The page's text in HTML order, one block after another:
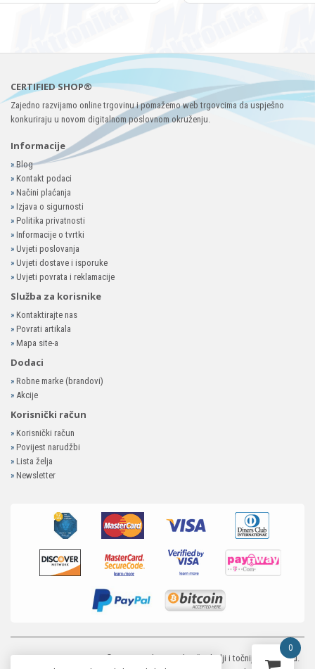
CERTIFIED SHOP®
Zajedno razvijamo online trgovinu i pomažemo web trgovcima da uspješno
konkuriraju u novom digitalnom poslovnom okruženju.
Informacije
»Blog
» Kontakt podaci
» Načini plaćanja
» Izjava o sigurnosti
» Politika privatnosti
» Informacije o tvrtki
» Uvjeti poslovanja
» Uvjeti dostave i isporuke
» Uvjeti povrata i reklamacije
Služba za korisnike
» Kontaktirajte nas
» Povrati artikala
» Mapa site-a
Dodaci
» Robne marke (brandovi)
» Akcije
Korisnički račun
» Korisnički račun
» Povijest narudžbi
» Lista želja
» Newsletter
MP-ELEKTRONIKA SHOP© 2026. Trudimo se dati što bolji i točniji opis i sliku.
0